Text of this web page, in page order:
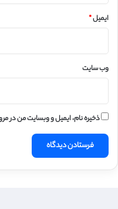
ایمیل*
وب‌ سایت
ذخیره نام، ایمیل و وبسایت من در